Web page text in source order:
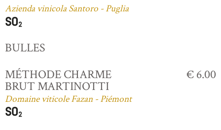
Azienda vinicola Santoro - Puglia
BULLES
MÉTHODE CHARME
BRUT MARTINOTTI
Domaine viticole Fazan - Piémont
€ 6.00